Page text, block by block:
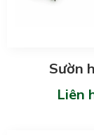
Sườn
Liên